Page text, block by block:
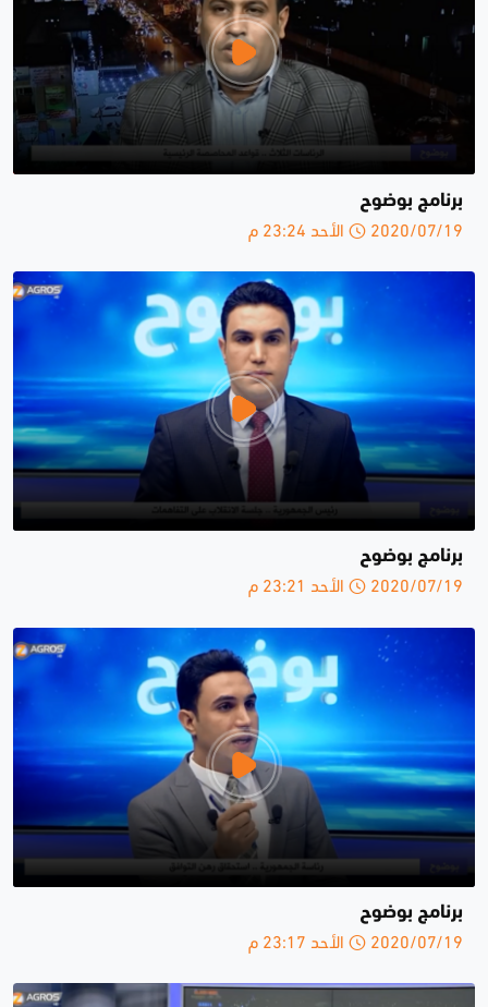
برنامج بوضوح
2020/07/19 الأحد 23:24 م
برنامج بوضوح
2020/07/19 الأحد 23:21 م
برنامج بوضوح
2020/07/19 الأحد 23:17 م